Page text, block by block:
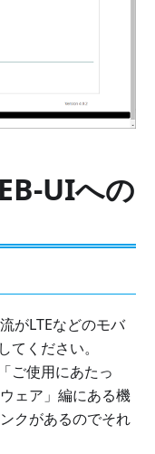
UIへの
がLTEなどのモバ
ください。
ご使用にあたっ
ェア」編にある機
クがあるのでそれ